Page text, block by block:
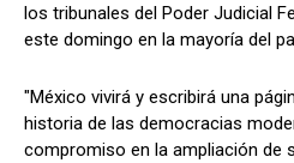
los tribunales del Poder Judicial
este domingo en la mayoría del
"México vivirá y escribirá una
historia de las democracias
compromiso en la ampliación de